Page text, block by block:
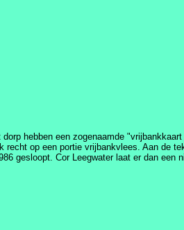
hebben een zogenaamde
recht op een portie vrijbankvlees. Aan de
gesloopt. Cor Leegwater laat er dan een